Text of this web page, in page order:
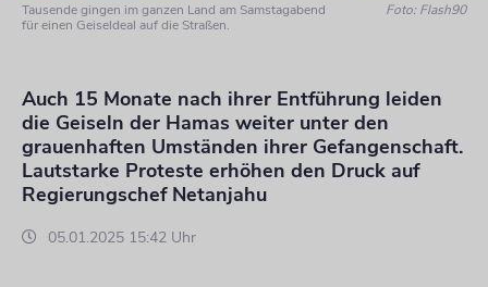
Tausende gingen im ganzen Land am Samstagabend
für einen Geiseldeal auf die Straßen.
Foto: Flash90
Auch 15 Monate nach ihrer Entführung leiden
die Geiseln der Hamas weiter unter den
grauenhaften Umständen ihrer Gefangenschaft.
Lautstarke Proteste erhöhen den Druck auf
Regierungschef Netanjahu
05.01.2025 15:42 Uhr